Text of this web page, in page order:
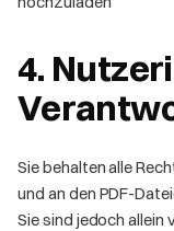
4.
Sie behalten alle
und an den PDF-
Sie sind jedoch allein